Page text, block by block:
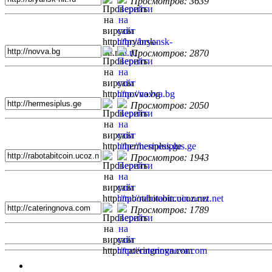
Просмотров: 2870
Просмотров: 2050
Просмотров: 1943
Просмотров: 1789